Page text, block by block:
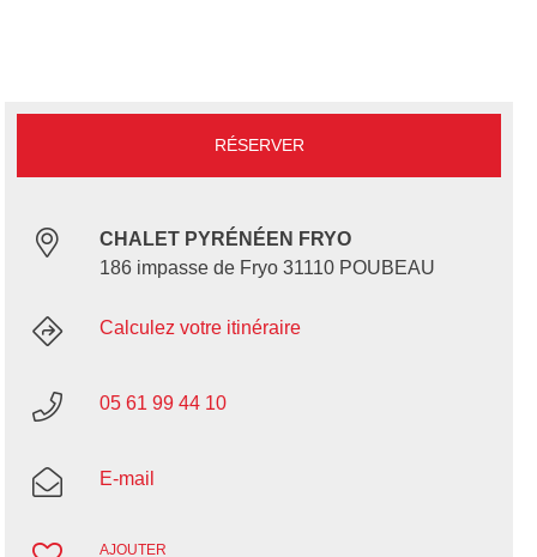
RÉSERVER
CHALET PYRÉNÉEN FRYO
186 impasse de Fryo 31110 POUBEAU
Calculez votre itinéraire
05 61 99 44 10
E-mail
AJOUTER